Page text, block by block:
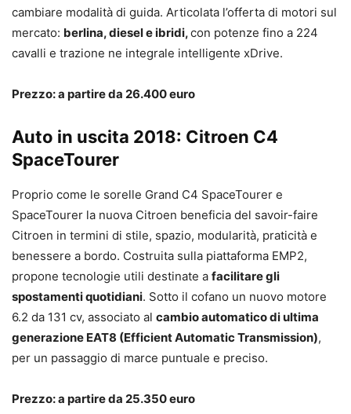
cambiare modalità di guida. Articolata l’offerta di motori sul
mercato: berlina, diesel e ibridi,con potenze fino a 224
cavalli e trazione ne integrale intelligente xDrive.
Prezzo: a partire da 26.400 euro
Auto in uscita 2018: Citroen C4
SpaceTourer
Proprio come le sorelle Grand C4 SpaceTourer e
SpaceTourer la nuova Citroen beneficia del savoir-faire
Citroen in termini di stile, spazio, modularità, praticità e
benessere a bordo. Costruita sulla piattaforma EMP2,
propone tecnologie utili destinate a facilitare gli
spostamenti quotidiani. Sotto il cofano un nuovo motore
6.2 da 131 cv, associato al cambio automatico di ultima
generazione EAT8 (Efficient Automatic Transmission),
per un passaggio di marce puntuale e preciso.
Prezzo: a partire da 25.350 euro